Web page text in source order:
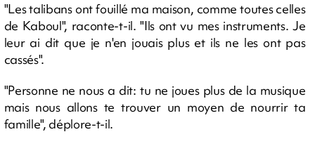
"Les talibans ont fouillé ma maison, comme toutes celles
de Kaboul", raconte-t-il. "Ils ont vu mes instruments. Je
leur ai dit que je n'en jouais plus et ils ne les ont pas
cassés".
"Personne ne nous a dit: tu ne joues plus de la musique
mais nous allons te trouver un moyen de nourrir ta
famille", déplore-t-il.